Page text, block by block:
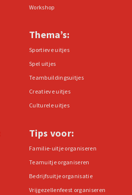
Workshop
Thema’s:
Sportieve uitjes
Spel uitjes
Teambuildingsuitjes
Creatieve uitjes
Culturele uitjes
Tips voor:
Familie-uitje organiseren
Teamuitje organiseren
Bedrijfsuitje organisatie
Vrijgezellenfeest organiseren